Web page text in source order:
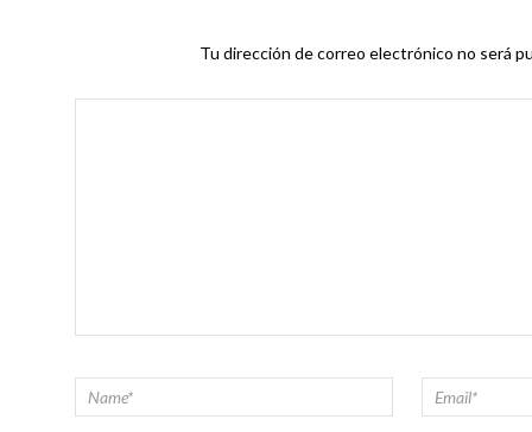
Tu dirección de correo electrónico no será